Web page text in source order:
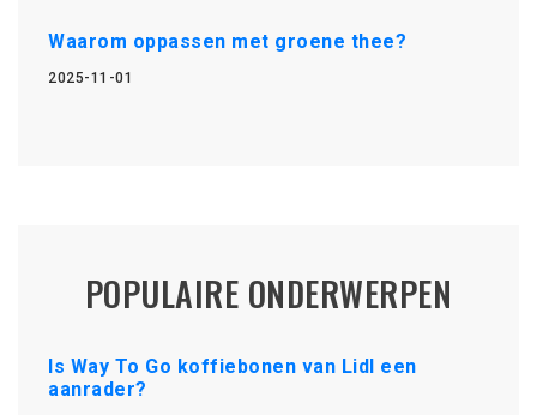
Waarom oppassen met groene thee?
2025-11-01
POPULAIRE ONDERWERPEN
Is Way To Go koffiebonen van Lidl een
aanrader?